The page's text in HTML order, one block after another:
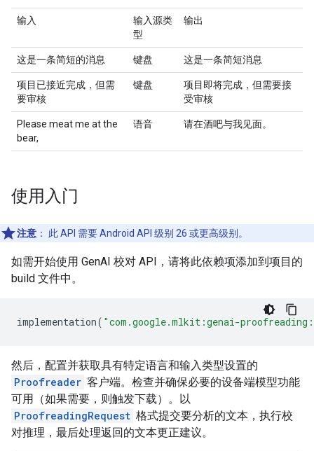
输入
输入源类
型
输出
这是一条简短的消息 键盘 这是一条简短消息
项目已接近完成，但需
要审核
键盘
项目即将完成，但需要接
受审核
Please meat me at the
bear,
语音 请在酒吧与我见面。
使用入门
注意 ： 此 API 需要 Android API 级别 26 或更高级别。
如需开始使用 GenAI 校对 API，请将此依赖项添加到项目的
build 文件中。
implementation( "com.google.mlkit:genai-
然后，配置并获取具有特定语言和输入类型设置的
Proofreader 客户端。检查并确保必要的设备端模型功能
可用（如果需要，则触发下载）。以
ProofreadingRequest 格式提交要分析的文本，执行校
对推理，最后处理返回的文本更正建议。